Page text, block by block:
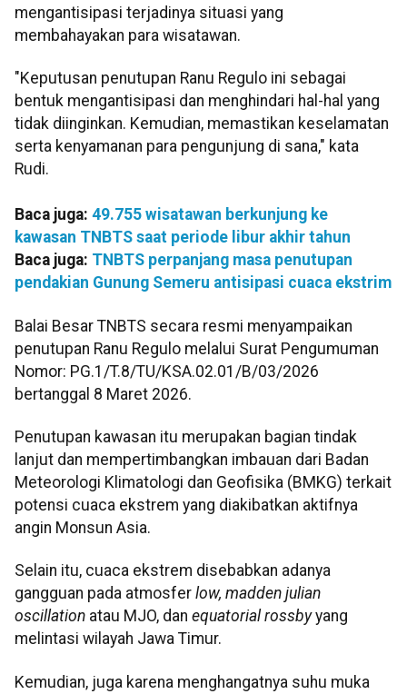
mengantisipasi terjadinya situasi yang
membahayakan para wisatawan.
"Keputusan penutupan Ranu Regulo ini sebagai
bentuk mengantisipasi dan menghindari hal-hal yang
tidak diinginkan. Kemudian, memastikan keselamatan
serta kenyamanan para pengunjung di sana," kata
Rudi.
Baca juga: 49.755 wisatawan berkunjung ke
kawasan TNBTS saat periode libur akhir tahun
Baca juga: TNBTS perpanjang masa penutupan
pendakian Gunung Semeru antisipasi cuaca ekstrim
Balai Besar TNBTS secara resmi menyampaikan
penutupan Ranu Regulo melalui Surat Pengumuman
Nomor: PG.1/T.8/TU/KSA.02.01/B/03/2026
bertanggal 8 Maret 2026.
Penutupan kawasan itu merupakan bagian tindak
lanjut dan mempertimbangkan imbauan dari Badan
Meteorologi Klimatologi dan Geofisika (BMKG) terkait
potensi cuaca ekstrem yang diakibatkan aktifnya
angin Monsun Asia.
Selain itu, cuaca ekstrem disebabkan adanya
gangguan pada atmosfer low, madden julian
oscillation atau MJO, dan equatorial rossbyyang
melintasi wilayah Jawa Timur.
Kemudian, juga karena menghangatnya suhu muka